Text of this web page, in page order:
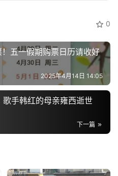
0
五一假期购票日历请收好
2025年4月14日 14:05
歌手韩红的母亲雍西逝世
下一篇